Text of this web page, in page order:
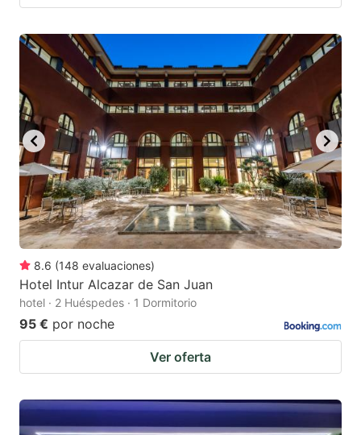
8.6 (148 evaluaciones)
Hotel Intur Alcazar de San Juan
hotel · 2 Huéspedes · 1 Dormitorio
95 € por noche
Ver oferta